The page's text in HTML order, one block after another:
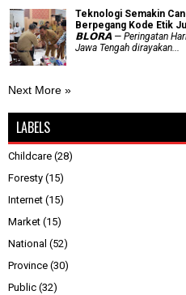
Teknologi Semakin
Berpegang Kode Etik
𝗕𝗟𝗢𝗥𝗔 — Peringatan
Jawa Tengah dirayakan...
Next More »
LABELS
Childcare (28)
Foresty (15)
Internet (15)
Market (15)
National (52)
Province (30)
Public (32)